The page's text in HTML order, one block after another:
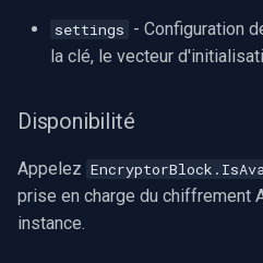
settings - Configuration
la clé, le vecteur
Disponibilité
Appelez
prise en charge du chiffrement
instance.